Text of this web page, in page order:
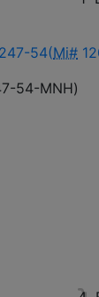
54(Mi#
54-MNH)